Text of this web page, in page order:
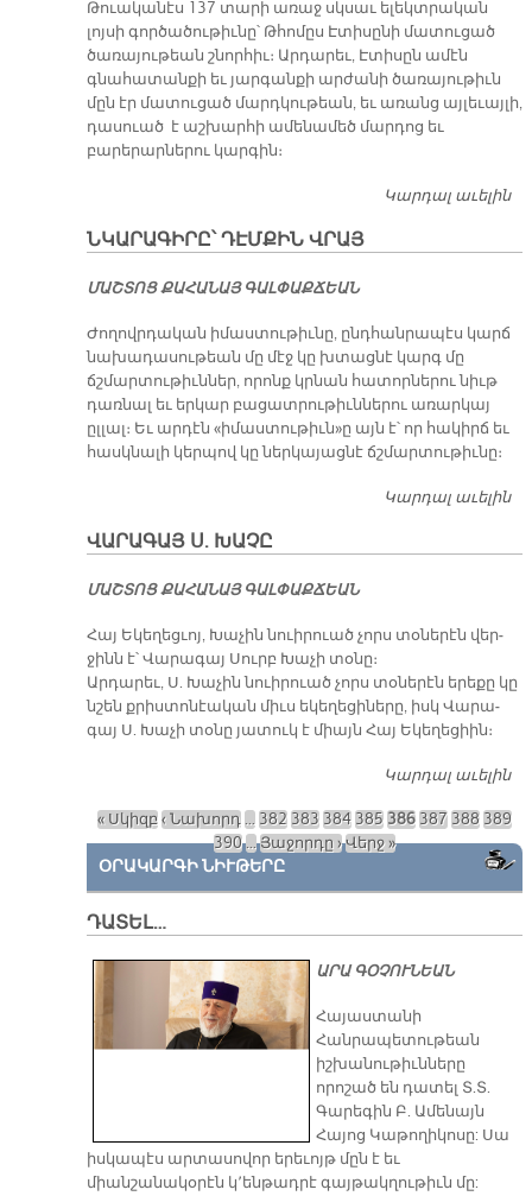
Թուականէս 137 տարի առաջ սկսաւ ելեկտրական
լոյսի գործածութիւնը՝ Թհոմըս Էտիսընի մատուցած
ծառայութեան շնորհիւ։ Արդարեւ, Էտիսըն ամէն
գնահատանքի եւ յարգանքի արժանի ծառայութիւն
մըն էր մատուցած մարդկութեան, եւ առանց այլեւայլի,
դասուած է աշխարհի ամենամեծ մարդոց եւ
բարերարներու կարգին։
Կարդալ աւելին
ՆԿԱՐԱԳԻՐԸ՝ ԴԷՄՔԻՆ ՎՐԱՅ
ՄԱՇ­ՏՈՑ ՔԱ­ՀԱ­ՆԱՅ ԳԱԼ­ՓԱՔ­ՃԵԱՆ
Ժողովրդական իմաստութիւնը, ընդհանրապէս կարճ
նախադասութեան մը մէջ կը խտացնէ կարգ մը
ճշմարտութիւններ, որոնք կրնան հատորներու նիւթ
դառնալ եւ երկար բացատրութիւններու առարկայ
ըլլալ։ Եւ արդէն «իմաստութիւն»ը այն է՝ որ հակիրճ եւ
հասկնալի կերպով կը ներկայացնէ ճշմարտութիւնը։
Կարդալ աւելին
ՎԱՐԱԳԱՅ Ս. ԽԱՉԸ
ՄԱՇ­ՏՈՑ ՔԱ­ՀԱ­ՆԱՅ ԳԱԼ­ՓԱՔ­ՃԵԱՆ
Հայ Ե­կե­ղեց­ւոյ, Խա­չին նուի­րուած չորս տօ­նե­րէն վեր­
ջինն է՝ Վա­րա­գայ Սուրբ Խա­չի տօ­նը։
Ար­դա­րեւ, Ս. Խա­չին նուի­րուած չորս տօ­նե­րէն ե­րե­քը կը
նշեն քրիս­տո­նէա­կան միւս ե­կե­ղե­ցի­նե­րը, իսկ Վա­րա­
գայ Ս. Խա­չի տօ­նը յա­տուկ է միայն Հայ Ե­կե­ղե­ցիին։
Կարդալ աւելին
Էջեր
« Սկիզբ‹ Նախորդ … 382 383 384 385 386 387 388 389
390…Յաջորդը ›Վերջ »
ՕՐԱԿԱՐԳԻ ՆԻՒԹԵՐԸ
ԴԱՏԵԼ…
ԱՐԱ ԳՕՉՈՒՆԵԱՆ
​Հայաստանի
Հանրապետութեան
իշխանութիւնները
որոշած են դատել Տ.Տ.
Գարեգին Բ. Ամենայն
Հայոց Կաթողիկոսը: Սա
իսկապէս արտասովոր երեւոյթ մըն է եւ
միանշանակօրէն կ՚ենթադրէ գայթակղութիւն մը: